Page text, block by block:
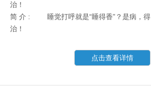
治！
简 介 :
睡觉打呼就是“睡得香”？是病，得
治！
点击查看详情